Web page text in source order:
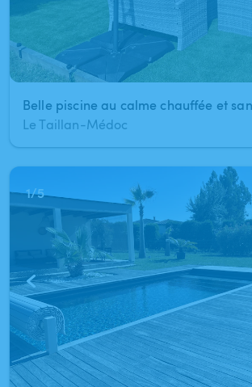
Le Taillan-Médoc
1/5